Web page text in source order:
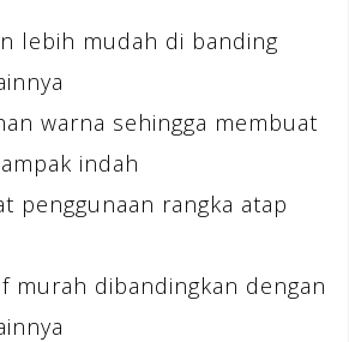
lebih mudah di banding
warna sehingga membuat
indah
penggunaan rangka atap
murah dibandingkan dengan